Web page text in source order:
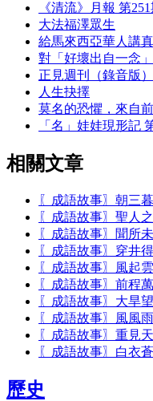
《清流》月報 第
大法福澤眾生
給馬來西亞華人講
對「好壞出自一念
正見週刊（錄音版）
人生抉擇
莫名的恐懼，來自
「名」娃娃現形記
相關文章
〖成語故事〗朝三
〖成語故事〗聖人
〖成語故事〗聞所
〖成語故事〗穿井
〖成語故事〗風起
〖成語故事〗前程
〖成語故事〗大旱
〖成語故事〗風風
〖成語故事〗重見
〖成語故事〗白衣
歷史